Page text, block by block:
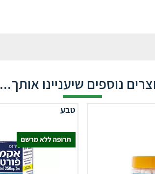
נוספים שיעניינו אותך...
טבע